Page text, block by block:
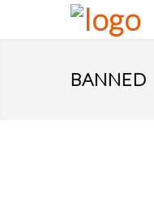
BANNED